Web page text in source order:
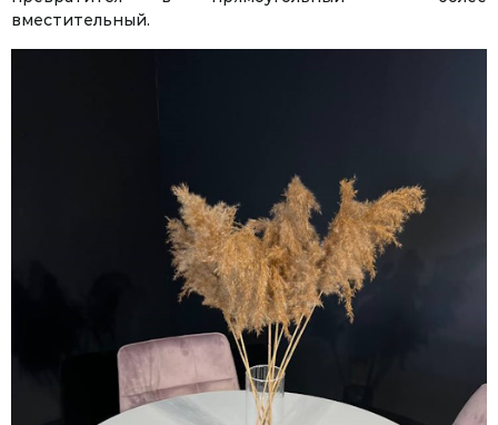
вместительный.